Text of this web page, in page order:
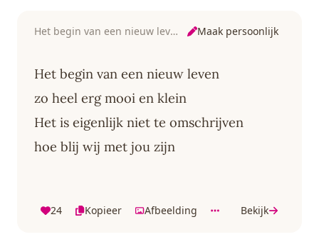
Het begin van een nieuw leven Maak persoonlijk
Het begin van een nieuw leven
zo heel erg mooi en klein
Het is eigenlijk niet te omschrijven
hoe blij wij met jou zijn
24 Kopieer Afbeelding Bekijk